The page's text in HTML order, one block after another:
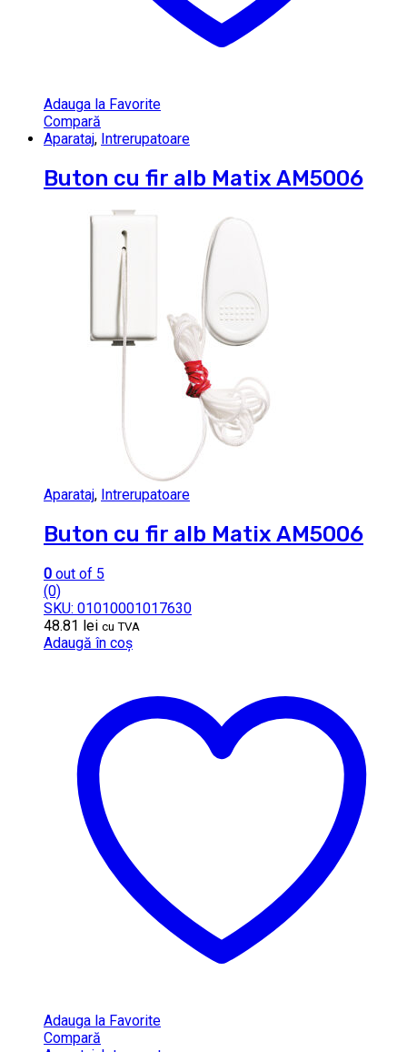
Adauga la Favorite
Compară
Aparataj, Intrerupatoare
Buton cu fir alb Matix AM5006
Aparataj, Intrerupatoare
Buton cu fir alb Matix AM5006
0 out of 5
(0)
SKU: 01010001017630
48.81 lei cu TVA
Adaugă în coș
Adauga la Favorite
Compară